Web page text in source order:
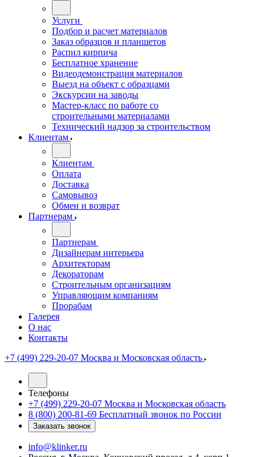
Услуги
Подбор и расчет материалов
Заказ образцов и планшетов
Распил кирпича
Бесплатное хранение
Видеодемонстрация материалов
Выезд на объект с образцами
Экскурсии на заводы
Мастер-класс по работе со
строительными материалами
Технический надзор за строительством
Клиентам
Клиентам
Оплата
Доставка
Самовывоз
Обмен и возврат
Партнерам
Партнерам
Дизайнерам интерьера
Архитекторам
Декораторам
Строительным организациям
Управляющим компаниям
Прорабам
Галерея
О нас
Контакты
+7 (499) 229-20-07 Москва и Московская область
Телефоны
+7 (499) 229-20-07 Москва и Московская область
8 (800) 200-81-69 Бесплатный звонок по России
Заказать звонок
info@klinker.ru